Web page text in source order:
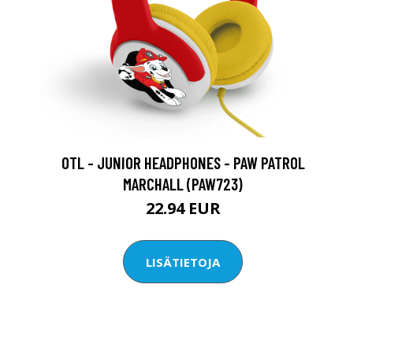
OTL - JUNIOR HEADPHONES - PAW PATROL
MARCHALL (PAW723)
22.94 EUR
LISÄTIETOJA